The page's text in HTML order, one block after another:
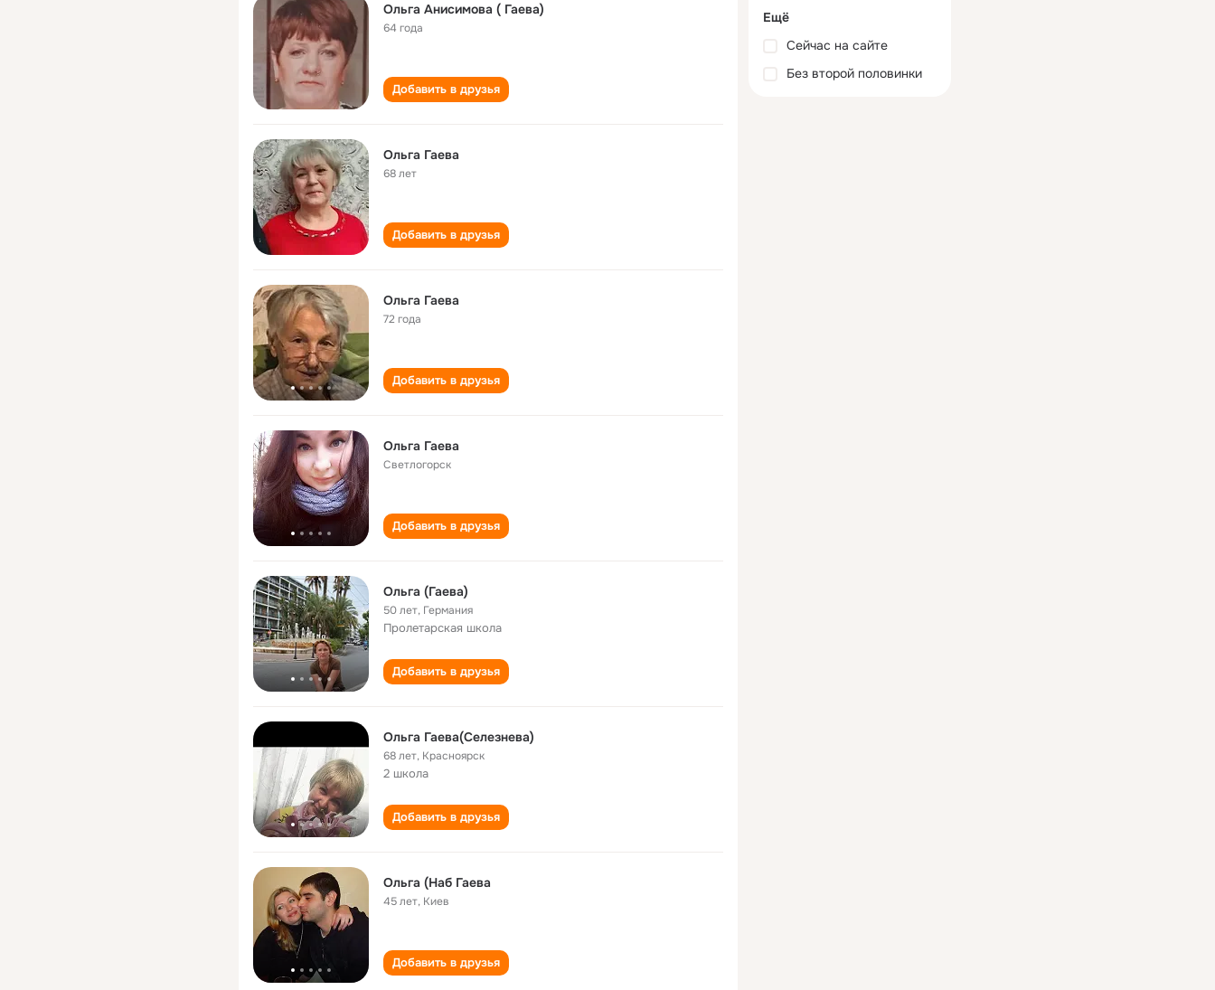
Ольга Анисимова ( Гаева)
64 года
Добавить в друзья
Ольга Гаева
68 лет
Добавить в друзья
Ольга Гаева
72 года
Добавить в друзья
Ольга Гаева
Светлогорск
Добавить в друзья
Ольга (Гаева)
50 лет, Германия
Пролетарская школа
Добавить в друзья
Ольга Гаева(Селезнева)
68 лет, Красноярск
2 школа
Добавить в друзья
Ольга (Наб Гаева
45 лет, Киев
Добавить в друзья
Ещё
Сейчас на сайте
Без второй половинки